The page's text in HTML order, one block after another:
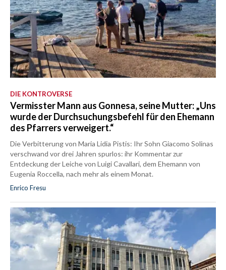
DIE KONTROVERSE
Vermisster Mann aus Gonnesa, seine Mutter: „Uns
wurde der Durchsuchungsbefehl für den Ehemann
des Pfarrers verweigert.“
Die Verbitterung von Maria Lidia Pistis: Ihr Sohn Giacomo Solinas
verschwand vor drei Jahren spurlos: ihr Kommentar zur
Entdeckung der Leiche von Luigi Cavallari, dem Ehemann von
Eugenia Roccella, nach mehr als einem Monat.
Enrico Fresu